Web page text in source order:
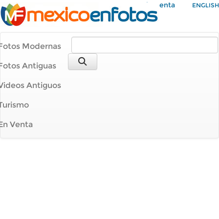
Mi Cuenta ENGLISH
Modernas
Antiguas
Antiguos
Venta